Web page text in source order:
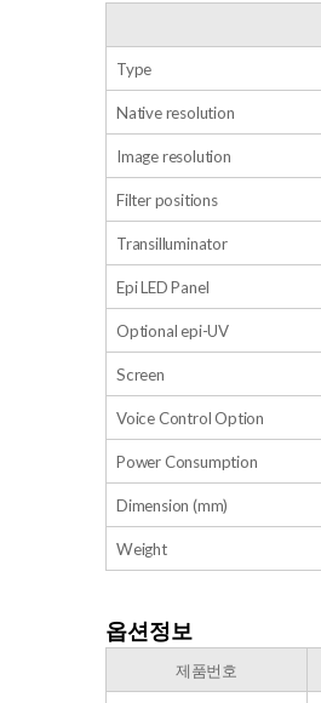
Type
Native resolution
Image resolution
Filter positions
Transilluminator
Epi LED Panel
Optional epi-UV
Screen
Voice Control Option
Power Consumption
Dimension (mm)
Weight
옵션정보
​제품번호